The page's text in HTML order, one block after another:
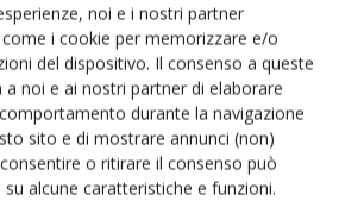
noi e i nostri partner
i cookie per memorizzare e/o
del dispositivo. Il consenso a queste
noi e ai nostri partner di elaborare
durante la navigazione
sito e di mostrare annunci (non)
o ritirare il consenso può
alcune caratteristiche e funzioni.
sul mondo
nostre newsletter